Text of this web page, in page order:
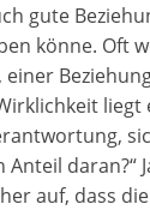
gute
könne. Oft
liegt
daran?“
auf, dass